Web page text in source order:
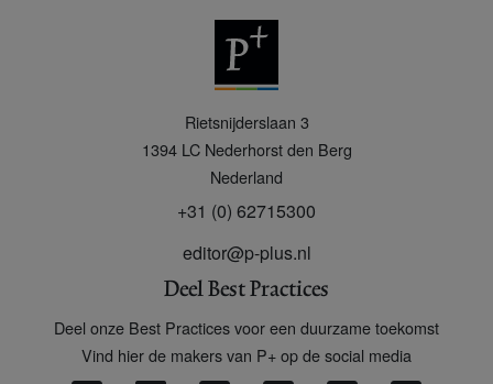
Rietsnijderslaan 3
1394 LC Nederhorst den Berg
Nederland
+31 (0) 62715300
editor@p-plus.nl
Deel Best Practices
Deel onze Best Practices voor een duurzame toekomst
Vind hier de makers van P+ op de social media